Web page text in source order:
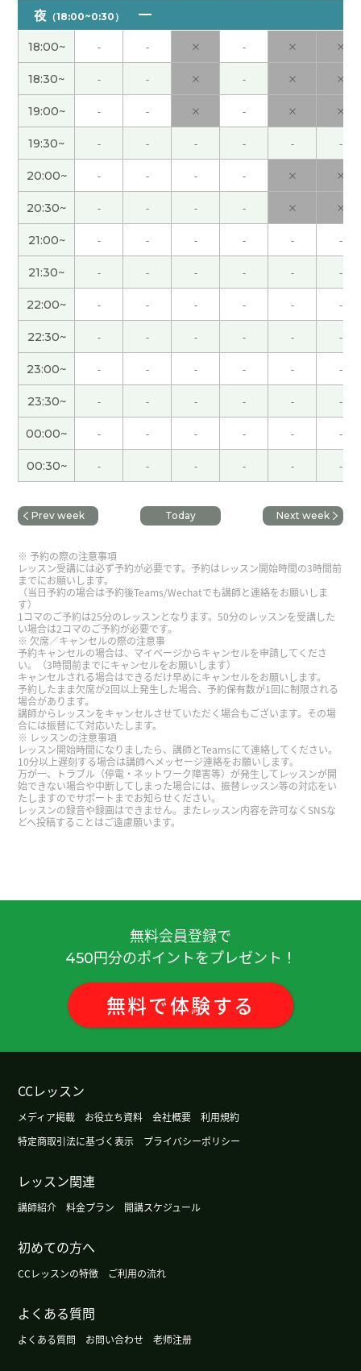
每次和老师一起聊得很开心！下次见！( 男性 )
JJ老师，谢谢。辛苦了~。也祝您周末愉快。下次见
啦！( 50代 男性 )
今天第一次上您的课，谢谢您！ 也谢谢您把我没听
懂的单词发给我。 以后也请多多关照，期待下次再
见！( 40代 男性 )
谢谢老师，下次见！( 40代 )
谢谢老师，下次见！
这个是我第一次的上课，感谢JJ老师很热情地纠正
我的发音。为了通过考试，我要继续。下次见！
谢谢你讲课，我查一下「ウマが合う（同频）」，
骑马时人和马必须呼吸一致，这个成语源的，下次
见！
谢谢老师，我昨天下课后看点葫芦娃，一会儿见！(
40代 )
谢谢您！多亏了老师的仔细讲解，我再次意识到了
谢谢老师，下课后我在油管上看1979年的哪吒，下
次见( 40代 )
谢谢老师( 40代 )
谢谢老师，下次见！( 40代 )
谢谢。下次见吧。( 男性 )
周末快乐( 男性 )
正式展示之前有机会练习，听好了 我会享受下周的
谢谢您老师！下次见ー！ ( 40代 女性 )
我一直不擅长卷舌音的发音，今天太长见识
了。。。到习惯怎么动嘴，舌头还有喉咙，需要时
间，我好好儿练习啊( 男性 )
这节课也很有意思、谢谢老师。 最近日本各样的地
方发生了地震。 横滨也比较大的摇晃了、我也会小
丁寧に発音を教えてくださるとても素敵な先生で
す！次もお願いします！
谢谢今天的练习。我明白了zh, ch, sh r的发音，e的
发音。( 60代 男性 )
谢谢您的课。下次也请多多关照。
夜 （18:00~0:30）
18:00~ - - × - × ×
18:30~ - - × - × ×
19:00~ - - × - × ×
19:30~ - - - - - -
20:00~ - - - - × ×
20:30~ - - - - × ×
21:00~ - - - - - -
21:30~ - - - - - -
22:00~ - - - - - -
22:30~ - - - - - -
23:00~ - - - - - -
23:30~ - - - - - -
00:00~ - - - - - -
00:30~ - - - - - -
Prev week Today Next week
予約の際の注意事項
レッスン受講には必ず予約が必要です。予約はレッスン開始時間の3時間前
までにお願いします。
（当日予約の場合は予約後Teams/Wechatでも講師と連絡をお願いしま
す）
1コマのご予約は25分のレッスンとなります。50分のレッスンを受講した
い場合は2コマのご予約が必要です。
欠席／キャンセルの際の注意事
予約キャンセルの場合は、マイページからキャンセルを申請してくださ
い。（3時間前までにキャンセルをお願いします）
キャンセルされる場合はできるだけ早めにキャンセルをお願いします。
予約したまま欠席が2回以上発生した場合、予約保有数が1回に制限される
場合があります。
講師からレッスンをキャンセルさせていただく場合もございます。その場
合には振替にて対応いたします。
レッスンの注意事項
レッスン開始時間になりましたら、講師とTeamsにて連絡してください。
10分以上遅刻する場合は講師へメッセージ連絡をお願いします。
万が一、トラブル（停電・ネットワーク障害等）が発生してレッスンが開
始できない場合や中断してしまった場合には、振替レッスン等の対応をい
たしますのでサポートまでお知らせください。
レッスンの録音や録画はできません。またレッスン内容を許可なくSNSな
どへ投稿することはご遠慮願います。
無料会員登録で
450円分のポイントをプレゼント！
無料で体験する
CCレッスン
メディア掲載 お役立ち資料 会社概要
利用規約
特定商取引法に基づく表示
プライバシーポリシー
レッスン関連
講師紹介 料金プラン 開講スケジュール
初めての方へ
CCレッスンの特徴 ご利用の流れ
よくある質問
よくある質問 お問い合わせ 老师注册